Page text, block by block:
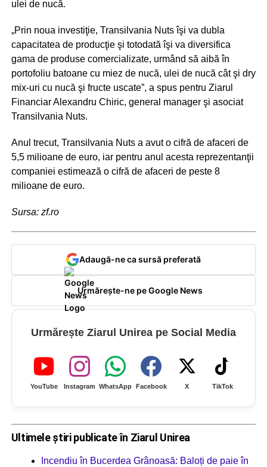
ulei de nucă.
„Prin noua investiţie, Transilvania Nuts îşi va dubla
capacitatea de producţie şi totodată îşi va diversifica
gama de produse comercializate, urmând să aibă în
portofoliu batoane cu miez de nucă, ulei de nucă cât şi dry
mix-uri cu nucă şi fructe uscate”, a spus pentru Ziarul
Financiar Alexandru Chiric, general manager şi asociat
Transilvania Nuts.
Anul trecut, Transilvania Nuts a avut o cifră de afaceri de
5,5 milioane de euro, iar pentru anul acesta reprezentanţii
companiei estimează o cifră de afaceri de peste 8
milioane de euro.
Sursa: zf.ro
Adaugă-ne ca sursă preferată
Urmărește-ne pe Google News
Urmărește Ziarul Unirea pe Social Media
YouTube Instagram WhatsApp Facebook X TikTok
Ultimele știri publicate în Ziarul Unirea
Incendiu în Bucerdea Grânoasă: Baloți de paie în